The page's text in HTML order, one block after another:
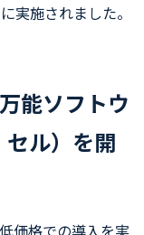
実施されました。
能ソフトウ
ル）を開
価格での導入を実